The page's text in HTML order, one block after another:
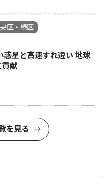
区・緑区
惑星と高速すれ違い 地球
貢献
を見る